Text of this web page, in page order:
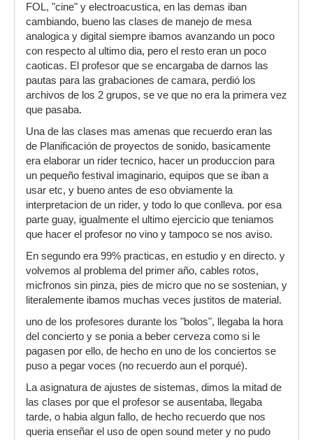
FOL, "cine" y electroacustica, en las demas iban
cambiando, bueno las clases de manejo de mesa
analogica y digital siempre ibamos avanzando un poco
con respecto al ultimo dia, pero el resto eran un poco
caoticas. El profesor que se encargaba de darnos las
pautas para las grabaciones de camara, perdió los
archivos de los 2 grupos, se ve que no era la primera vez
que pasaba.
Una de las clases mas amenas que recuerdo eran las
de Planificación de proyectos de sonido, basicamente
era elaborar un rider tecnico, hacer un produccion para
un pequeño festival imaginario, equipos que se iban a
usar etc, y bueno antes de eso obviamente la
interpretacion de un rider, y todo lo que conlleva. por esa
parte guay, igualmente el ultimo ejercicio que teniamos
que hacer el profesor no vino y tampoco se nos aviso.
En segundo era 99% practicas, en estudio y en directo. y
volvemos al problema del primer año, cables rotos,
micfronos sin pinza, pies de micro que no se sostenian, y
literalemente ibamos muchas veces justitos de material.
uno de los profesores durante los "bolos", llegaba la hora
del concierto y se ponia a beber cerveza como si le
pagasen por ello, de hecho en uno de los conciertos se
puso a pegar voces (no recuerdo aun el porqué).
La asignatura de ajustes de sistemas, dimos la mitad de
las clases por que el profesor se ausentaba, llegaba
tarde, o habia algun fallo, de hecho recuerdo que nos
queria enseñar el uso de open sound meter y no pudo